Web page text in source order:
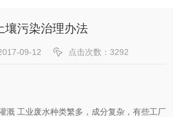
壤污染治理办法
09-12 点击次数：3292
溉 工业废水种类繁多，成分复杂，有些工厂